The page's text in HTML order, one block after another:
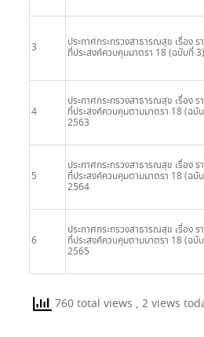
3
ประกาศกระทรวงสาธารณสุข เรื่อง ร
ที่ประสงค์ควบคุมมาตรา 18 (ฉบับที่
4
ประกาศกระทรวงสาธารณสุข เรื่อง ร
ที่ประสงค์ควบคุมตามมาตรา 18 (ฉบั
2563
5
ประกาศกระทรวงสาธารณสุข เรื่อง ร
ที่ประสงค์ควบคุมตามมาตรา 18 (ฉบั
2564
6
ประกาศกระทรวงสาธารณสุข เรื่อง ร
ที่ประสงค์ควบคุมตามมาตรา 18 (ฉบั
2565
760 total views , 2 views